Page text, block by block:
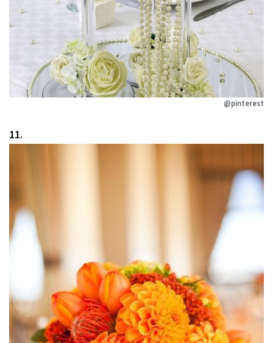
@pinterest
11.